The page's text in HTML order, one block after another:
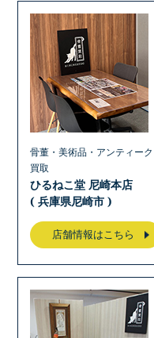
骨董・美術品・アンティーク
買取
ひるねこ堂 尼崎本店
( 兵庫県尼崎市 )
店舗情報はこちら